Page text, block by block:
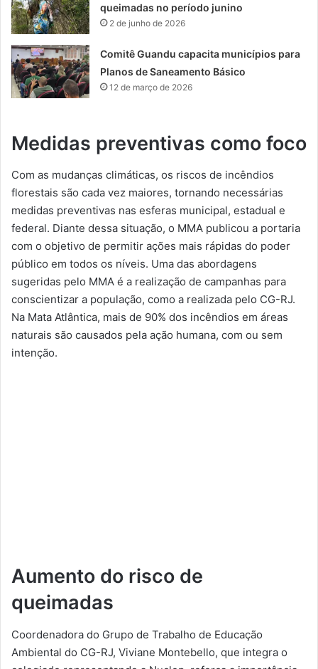
queimadas no período junino
2 de junho de 2026
Comitê Guandu capacita municípios para
Planos de Saneamento Básico
12 de março de 2026
Medidas preventivas como foco
Com as mudanças climáticas, os riscos de incêndios
florestais são cada vez maiores, tornando necessárias
medidas preventivas nas esferas municipal, estadual e
federal. Diante dessa situação, o MMA publicou a portaria
com o objetivo de permitir ações mais rápidas do poder
público em todos os níveis. Uma das abordagens
sugeridas pelo MMA é a realização de campanhas para
conscientizar a população, como a realizada pelo CG-RJ.
Na Mata Atlântica, mais de 90% dos incêndios em áreas
naturais são causados pela ação humana, com ou sem
intenção.
Aumento do risco de
queimadas
Coordenadora do Grupo de Trabalho de Educação
Ambiental do CG-RJ, Viviane Montebello, que integra o